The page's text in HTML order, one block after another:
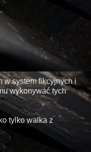
w system fikcyjnych i
wykonywać tych
tylko walka z